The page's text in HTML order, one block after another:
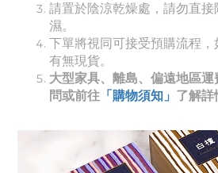
請置於陰涼乾燥處，請勿直
濕。
下單將視同可接受預購流程
有無現貨。
大型家具、離島、偏遠地區
問或前往 「購物須知」 了解詳